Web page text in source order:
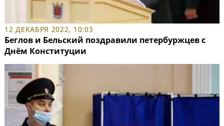
12 ДЕКАБРЯ 2022, 10:03
Беглов и Бельский поздравили петербуржцев с
Днём Конституции